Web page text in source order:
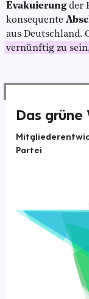
Evakuierungder
konsequente
aus Deutschland.
vernünftig zu
Das grüne
Partei